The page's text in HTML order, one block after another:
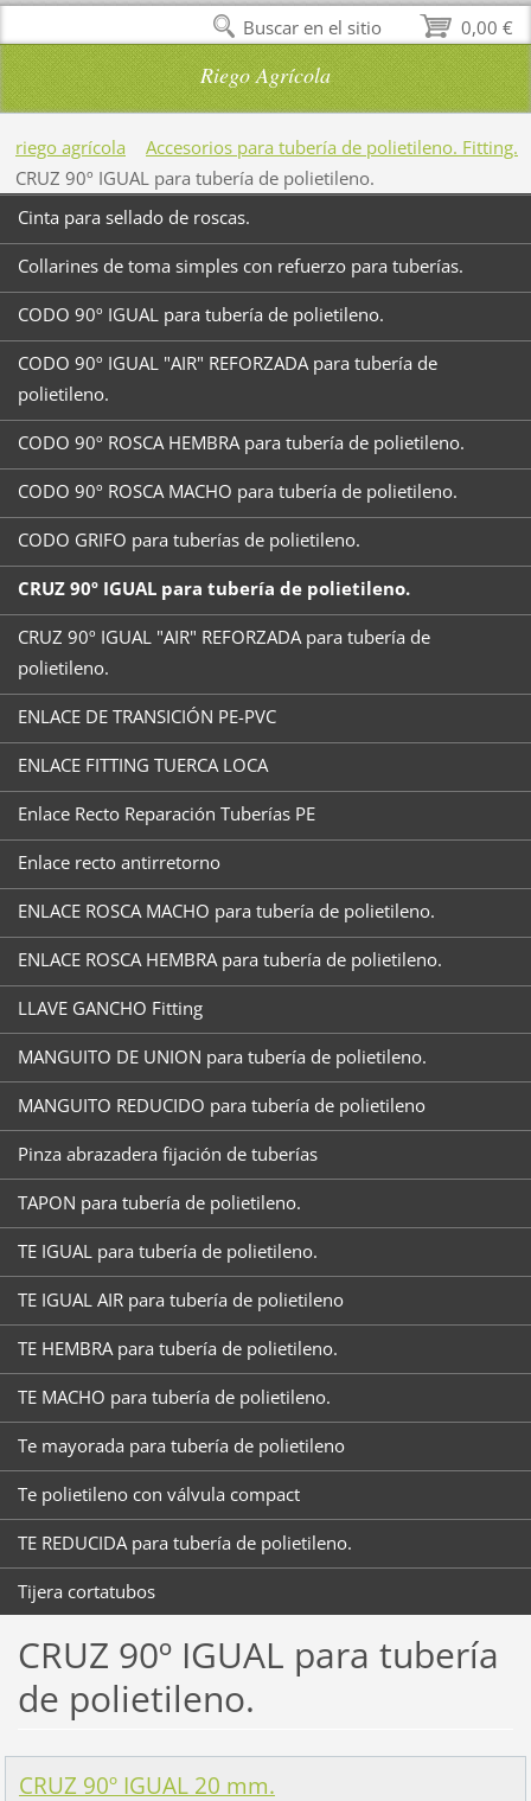
Riego Agrícola
riego agrícola
Accesorios para tubería de polietileno. Fitting.
CRUZ 90º IGUAL para tubería de polietileno.
Cinta para sellado de roscas.
Collarines de toma simples con refuerzo para tuberías.
CODO 90º IGUAL para tubería de polietileno.
CODO 90º IGUAL "AIR" REFORZADA para tubería de
polietileno.
CODO 90º ROSCA HEMBRA para tubería de polietileno.
CODO 90º ROSCA MACHO para tubería de polietileno.
CODO GRIFO para tuberías de polietileno.
CRUZ 90º IGUAL para tubería de polietileno.
CRUZ 90º IGUAL "AIR" REFORZADA para tubería de
polietileno.
ENLACE DE TRANSICIÓN PE-PVC
ENLACE FITTING TUERCA LOCA
Enlace Recto Reparación Tuberías PE
Enlace recto antirretorno
ENLACE ROSCA MACHO para tubería de polietileno.
ENLACE ROSCA HEMBRA para tubería de polietileno.
LLAVE GANCHO Fitting
MANGUITO DE UNION para tubería de polietileno.
MANGUITO REDUCIDO para tubería de polietileno
Pinza abrazadera fijación de tuberías
TAPON para tubería de polietileno.
TE IGUAL para tubería de polietileno.
TE IGUAL AIR para tubería de polietileno
TE HEMBRA para tubería de polietileno.
TE MACHO para tubería de polietileno.
Te mayorada para tubería de polietileno
Te polietileno con válvula compact
TE REDUCIDA para tubería de polietileno.
Tijera cortatubos
CRUZ 90º IGUAL para tubería
de polietileno.
CRUZ 90º IGUAL 20 mm.
0,00 €
Buscar en el sitio